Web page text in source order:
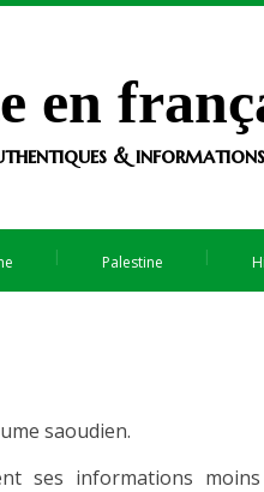
en
&
Palestine
saoudien.
ses informations moins